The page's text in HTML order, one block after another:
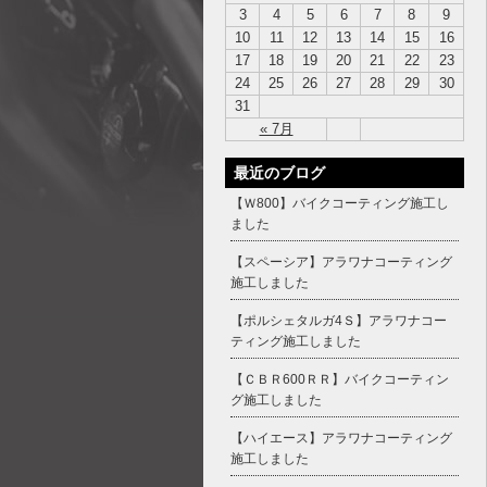
« 7月
3 4 5 6 7 8
9
10
11 12 13 14 15
16
17
18 19 20 21 22
23
24
25 26 27 28 29
30
31
最近のブログ
【Ｗ800】バイクコーティング施工し
ました
【スペーシア】アラワナコーティング
施工しました
【ポルシェタルガ4Ｓ】アラワナコー
ティング施工しました
【ＣＢＲ600ＲＲ】バイクコーティン
グ施工しました
【ハイエース】アラワナコーティング
施工しました